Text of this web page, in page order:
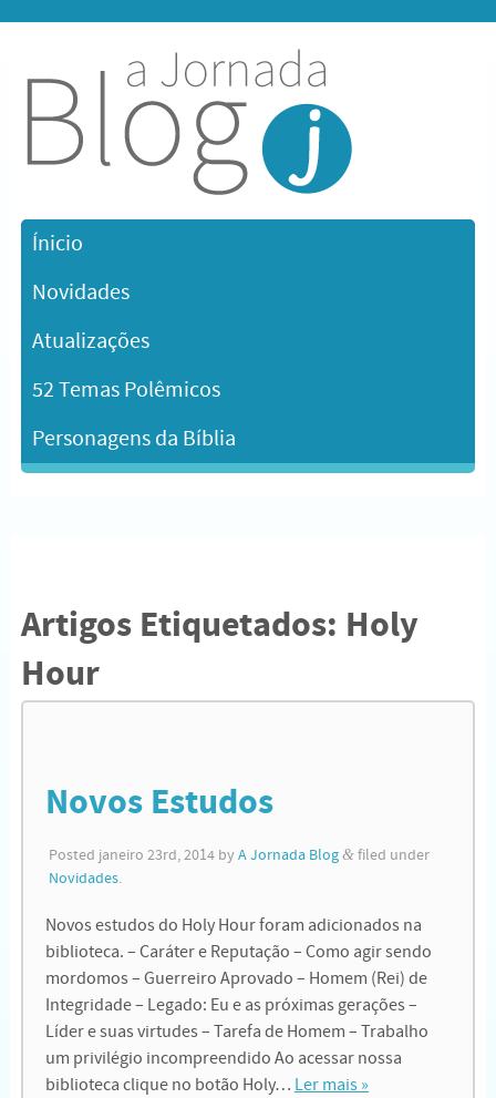
Ínicio
Novidades
Atualizações
52 Temas Polêmicos
Personagens da Bíblia
Artigos Etiquetados: Holy
Hour
Novos Estudos
Posted janeiro 23rd, 2014by A Jornada Blog &filed under
Novidades.
Novos estudos do Holy Hour foram adicionados na
biblioteca. – Caráter e Reputação – Como agir sendo
mordomos – Guerreiro Aprovado – Homem (Rei) de
Integridade – Legado: Eu e as próximas gerações –
Líder e suas virtudes – Tarefa de Homem – Trabalho
um privilégio incompreendido Ao acessar nossa
biblioteca clique no botão Holy… Ler mais »